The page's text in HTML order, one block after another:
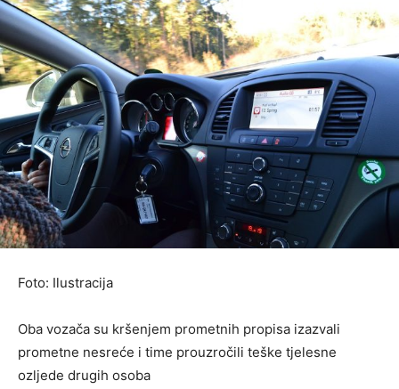
Foto: Ilustracija
Oba vozača su kršenjem prometnih propisa izazvali
prometne nesreće i time prouzročili teške tjelesne
ozljede drugih osoba